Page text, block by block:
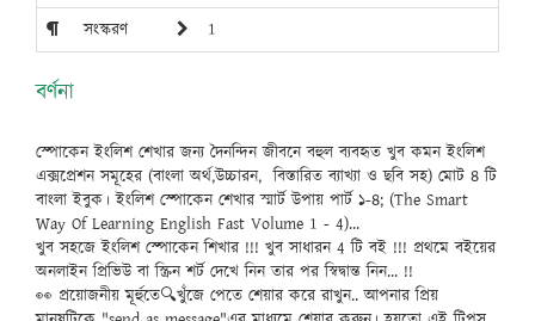
সংস্করণ
1
বর্ণনা
স্পোকেন ইংলিশ শেখার জন্য দৈনন্দিন জীবনে বহুল ব্যবহৃত খুব কমন ইংলিশ
এক্সপ্রেশন সমূহের (বাংলা অর্থ,উচ্চারন, বিস্তারিত ব্যাখ্যা ও ছবি সহ) মোট ৪ টি
বাংলা ইবুক। ইংলিশ স্পোকেন শেখার স্মার্ট উপায় পার্ট ১-৪; (The Smart
Way Of Learning English Fast Volume 1 - 4)...
খুব সহজে ইংলিশ স্পোকেন শিখার !!! খুব সাধারন 4 টি বই !!! প্রথমে বইয়ের
অনলাইন প্রিভিউ বা স্ক্রিন শর্ট দেখে নিন তার পর স্বিদ্বান্ত নিন... !!
👀 প্রয়োজনীয় মূর্হুতে🔍খুঁজে পেতে শেয়ার করে রাখুন.. আপনার প্রিয়